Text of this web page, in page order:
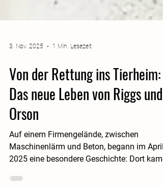
3. Nov. 2025 1 Min. Lesezeit
Von der Rettung ins Tierheim:
Das neue Leben von Riggs und
Orson
Auf einem Firmengelände, zwischen